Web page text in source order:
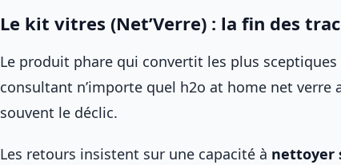
Le kit vitres (Net’Verre) : la fin des
Le produit phare qui convertit les plus
consultant n’importe quel h2o at home net verre
souvent le déclic.
Les retours insistent sur une capacité à nettoyer